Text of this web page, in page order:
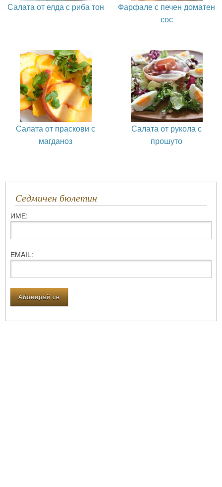
Салата от елда с риба тон
Фарфале с печен доматен
сос
Салата от праскови с
магданоз
Салата от рукола с
прошуто
Седмичен бюлетин
ИМЕ:
ЕMAIL: